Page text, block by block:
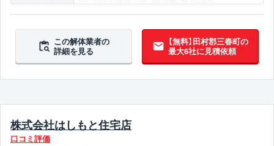
この解体業者の
詳細を見る
【無料】田村郡三春町の
最大6社に見積依頼
株式会社はしもと住宅店
口コミ評価